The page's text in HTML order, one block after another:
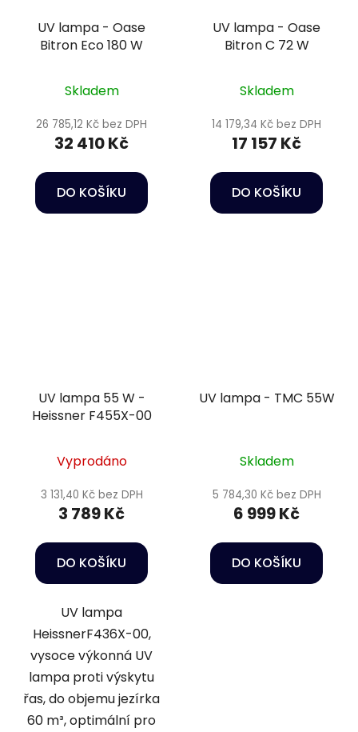
UV lampa - Oase
Bitron Eco 180 W
Skladem
26 785,12 Kč bez DPH
32 410 Kč
DO KOŠÍKU
UV lampa - Oase
Bitron C 72 W
Skladem
14 179,34 Kč bez DPH
17 157 Kč
DO KOŠÍKU
UV lampa 55 W -
Heissner F455X-00
Vyprodáno
3 131,40 Kč bez DPH
3 789 Kč
DO KOŠÍKU
UV lampa
HeissnerF436X-00,
vysoce výkonná UV
lampa proti výskytu
řas, do objemu jezírka
60 m³, optimální pro
UV lampa - TMC 55W
Skladem
5 784,30 Kč bez DPH
6 999 Kč
DO KOŠÍKU